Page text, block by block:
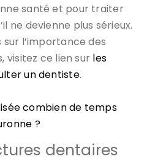
santé et pour traiter
ne devienne plus sérieux.
sur l’importance des
visitez ce lien sur les
un dentiste.
combien de temps
?
dentaires